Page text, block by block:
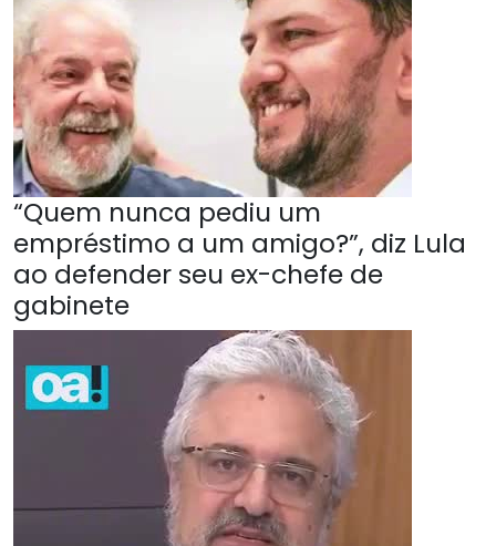
“Quem nunca pediu um
empréstimo a um amigo?”, diz Lula
ao defender seu ex-chefe de
gabinete